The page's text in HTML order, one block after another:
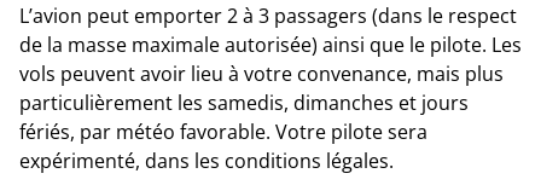
L’avion peut emporter 2 à 3 passagers (dans le respect
de la masse maximale autorisée) ainsi que le pilote. Les
vols peuvent avoir lieu à votre convenance, mais plus
particulièrement les samedis, dimanches et jours
fériés, par météo favorable. Votre pilote sera
expérimenté, dans les conditions légales.